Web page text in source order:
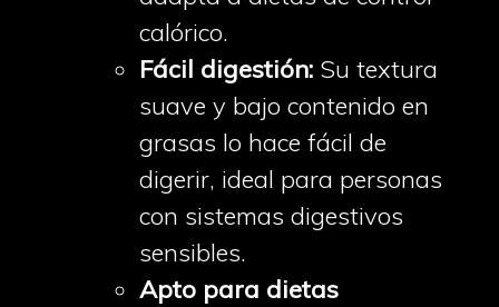
calórico.
Fácil digestión: Su textura
suave y bajo contenido en
grasas lo hace fácil de
digerir, ideal para personas
con sistemas digestivos
sensibles.
Apto para dietas